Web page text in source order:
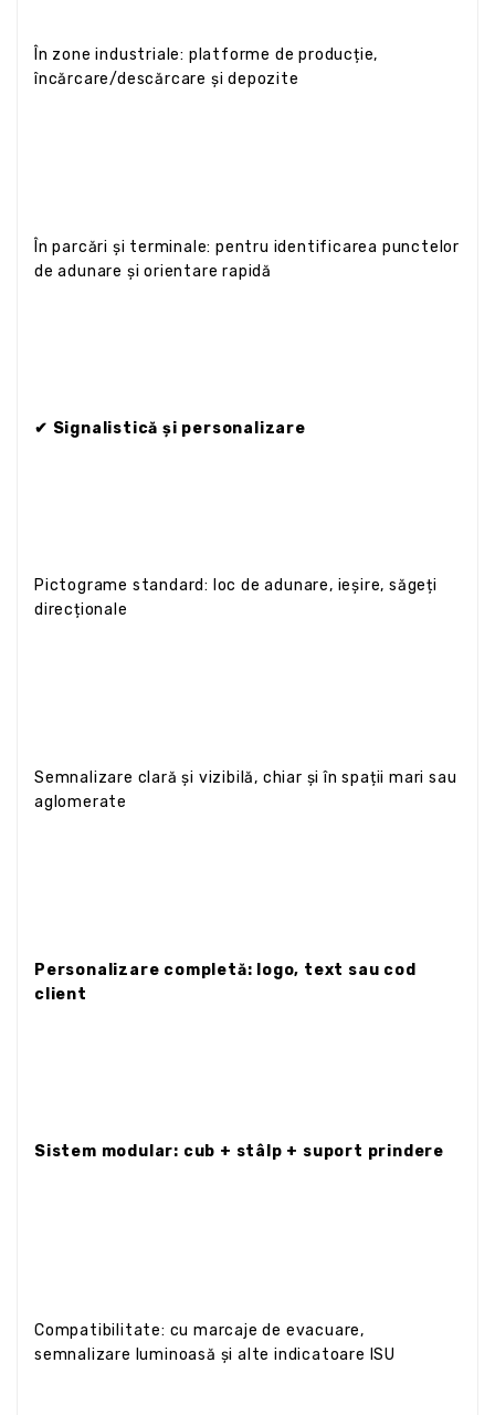
În zone industriale: platforme de producție,
încărcare/descărcare și depozite
În parcări și terminale: pentru identificarea punctelor
de adunare și orientare rapidă
✔ Signalistică și personalizare
Pictograme standard: loc de adunare, ieșire, săgeți
direcționale
Semnalizare clară și vizibilă, chiar și în spații mari sau
aglomerate
Personalizare completă: logo, text sau cod
client
Sistem modular: cub + stâlp + suport prindere
Compatibilitate: cu marcaje de evacuare,
semnalizare luminoasă și alte indicatoare ISU